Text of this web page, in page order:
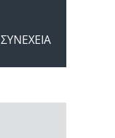
ΣΥΝΕΧΕΙΑ